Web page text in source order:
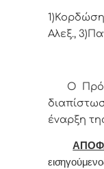
Αλεξ.,
Ο
έναρξη